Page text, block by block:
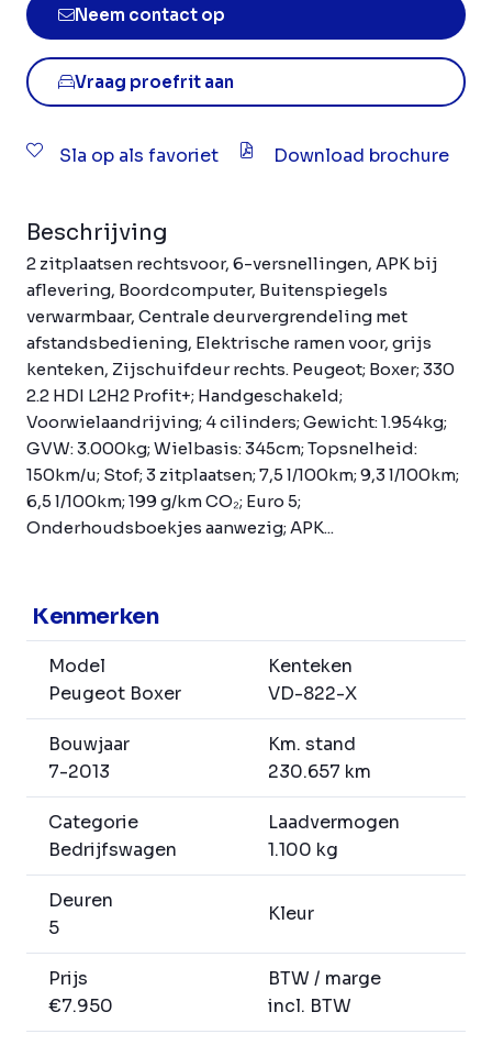
Neem contact op
Vraag proefrit aan
Sla op als favoriet Download brochure
Beschrijving
2 zitplaatsen rechtsvoor, 6-versnellingen, APK bij
aflevering, Boordcomputer, Buitenspiegels
verwarmbaar, Centrale deurvergrendeling met
afstandsbediening, Elektrische ramen voor, grijs
kenteken, Zijschuifdeur rechts. Peugeot; Boxer; 330
2.2 HDI L2H2 Profit+; Handgeschakeld;
Voorwielaandrijving; 4 cilinders; Gewicht: 1.954kg;
GVW: 3.000kg; Wielbasis: 345cm; Topsnelheid:
150km/u; Stof; 3 zitplaatsen; 7,5 l/100km; 9,3 l/100km;
6,5 l/100km; 199 g/km CO₂; Euro 5;
Onderhoudsboekjes aanwezig; APK...
Kenmerken
Model
Peugeot Boxer
Kenteken
VD-822-X
Bouwjaar
7-2013
Km. stand
230.657 km
Categorie
Bedrijfswagen
Laadvermogen
1.100 kg
Deuren
5
Kleur
Prijs
€7.950
BTW / marge
incl. BTW